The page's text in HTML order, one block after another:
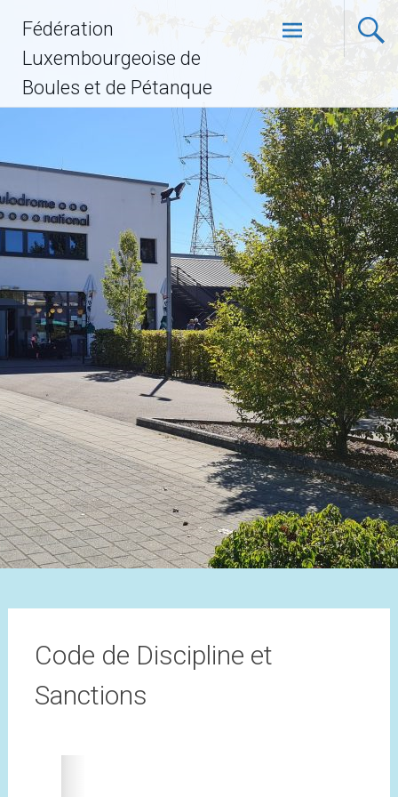
Fédération
Luxembourgeoise de
Boules et de Pétanque
Code de Discipline et
Sanctions